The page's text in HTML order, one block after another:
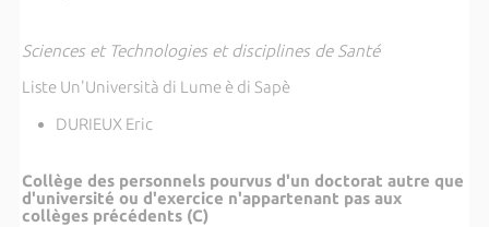
Sciences et Technologies et disciplines de Santé
Liste Un'Università di Lume è di Sapè
DURIEUX Eric
Collège des personnels pourvus d'un doctorat autre que
d'université ou d'exercice n'appartenant pas aux
collèges précédents (C)